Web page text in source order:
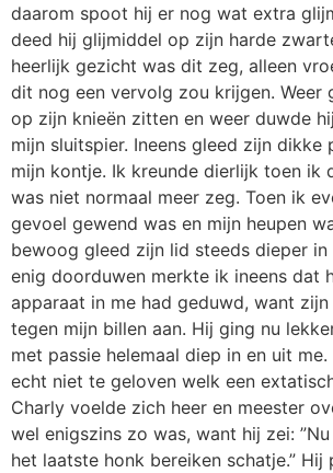
daarom spoot hij er nog wat extra
deed hij glijmiddel op zijn harde
heerlijk gezicht was dit zeg, alleen
dit nog een vervolg zou krijgen. Weer
op zijn knieën zitten en weer duwde
mijn sluitspier. Ineens gleed zijn dikke
mijn kontje. Ik kreunde dierlijk toen ik
was niet normaal meer zeg. Toen ik
gevoel gewend was en mijn heupen
bewoog gleed zijn lid steeds dieper in
enig doorduwen merkte ik ineens dat
apparaat in me had geduwd, want
tegen mijn billen aan. Hij ging nu
met passie helemaal diep in en uit
echt niet te geloven welk een
Charly voelde zich heer en meester
wel enigszins zo was, want hij zei:
het laatste honk bereiken schatje.” Hij